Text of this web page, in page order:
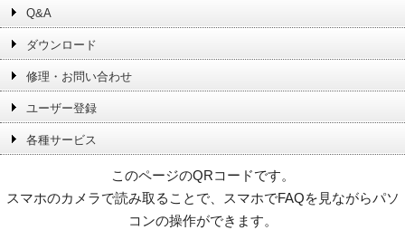
Q&A
ダウンロード
修理・お問い合わせ
ユーザー登録
各種サービス
このページのQRコードです。
スマホのカメラで読み取ることで、スマホでFAQを見ながらパソ
コンの操作ができます。